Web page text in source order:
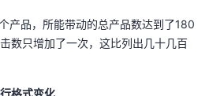
产品，所能带动的总产品数达到了180
数只增加了一次，这比列出几十几百